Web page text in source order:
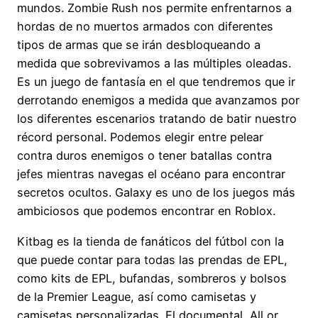
mundos. Zombie Rush nos permite enfrentarnos a
hordas de no muertos armados con diferentes
tipos de armas que se irán desbloqueando a
medida que sobrevivamos a las múltiples oleadas.
Es un juego de fantasía en el que tendremos que ir
derrotando enemigos a medida que avanzamos por
los diferentes escenarios tratando de batir nuestro
récord personal. Podemos elegir entre pelear
contra duros enemigos o tener batallas contra
jefes mientras navegas el océano para encontrar
secretos ocultos. Galaxy es uno de los juegos más
ambiciosos que podemos encontrar en Roblox.
Kitbag es la tienda de fanáticos del fútbol con la
que puede contar para todas las prendas de EPL,
como kits de EPL, bufandas, sombreros y bolsos
de la Premier League, así como camisetas y
camisetas personalizadas. El documental, All or